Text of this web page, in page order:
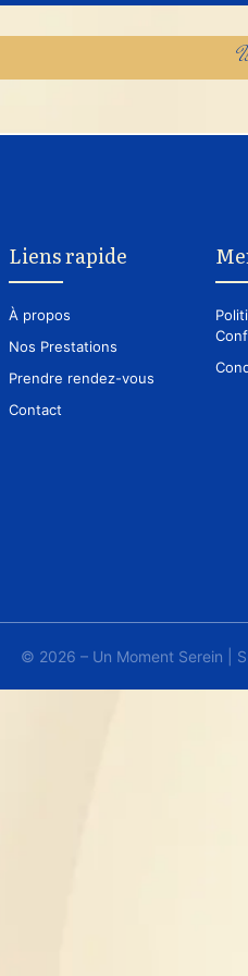
Liens rapide
À propos
Nos Prestations
Prendre rendez-vous
Contact
© 2026 – Un Moment Serein |